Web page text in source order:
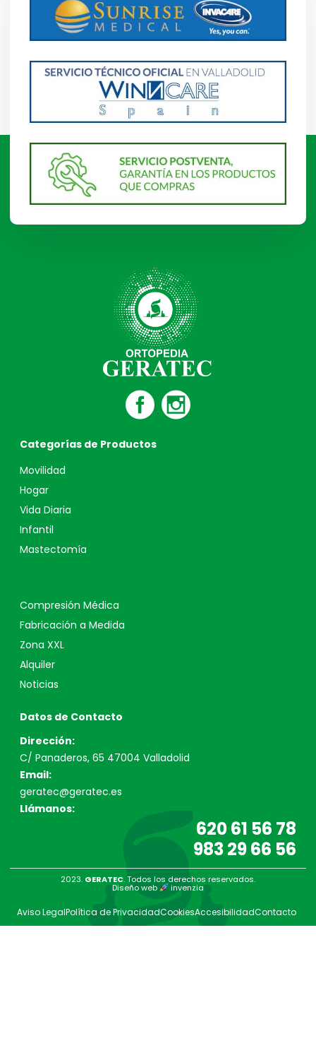
Categorías de Productos
Movilidad
Hogar
Vida Diaria
Infantil
Mastectomía
Compresión Médica
Fabricación a Medida
Zona XXL
Alquiler
Noticias
Datos de Contacto
Dirección:
C/ Panaderos, 65 47004 Valladolid
Email:
geratec@geratec.es
Llámanos:
620 61 56 78
983 29 66 56
2023. GERATEC. Todos los derechos reservados.
Diseño web invenzia
Aviso LegalPolítica de PrivacidadCookiesAccesibilidadContacto